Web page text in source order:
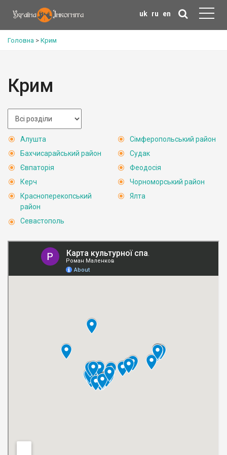
uk ru en
Головна > Крим
Крим
Алушта
Бахчисарайський район
Євпаторія
Керч
Красноперекопський
район
Севастополь
Сімферопольський район
Судак
Феодосія
Чорноморський район
Ялта